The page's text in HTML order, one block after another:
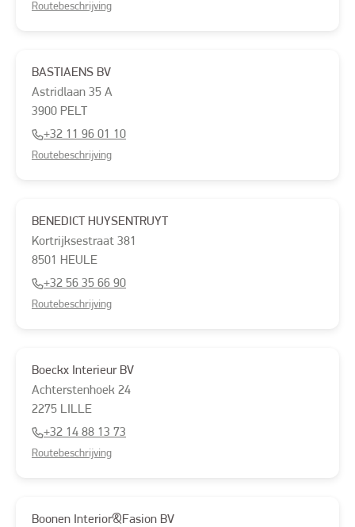
Routebeschrijving
BASTIAENS BV
Astridlaan 35 A
3900 PELT
+32 11 96 01 10
Routebeschrijving
BENEDICT HUYSENTRUYT
Kortrijksestraat 381
8501
HEULE
+32 56 35 66 90
Routebeschrijving
Boeckx Interieur BV
Achterstenhoek 24
2275 LILLE
+32 14 88 13 73
Routebeschrijving
Boonen Interior&Fasion BV